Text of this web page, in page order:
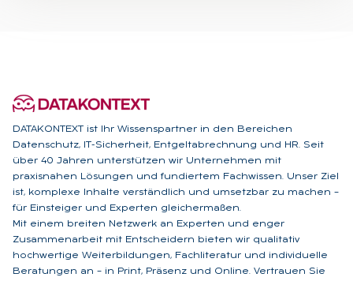
DATAKONTEXT ist Ihr Wissenspartner in den Bereichen
Datenschutz, IT-Sicherheit, Entgeltabrechnung und HR. Seit
über 40 Jahren unterstützen wir Unternehmen mit
praxisnahen Lösungen und fundiertem Fachwissen. Unser Ziel
ist, komplexe Inhalte verständlich und umsetzbar zu machen –
für Einsteiger und Experten gleichermaßen.
Mit einem breiten Netzwerk an Experten und enger
Zusammenarbeit mit Entscheidern bieten wir qualitativ
hochwertige Weiterbildungen, Fachliteratur und individuelle
Beratungen an – in Print, Präsenz und Online. Vertrauen Sie